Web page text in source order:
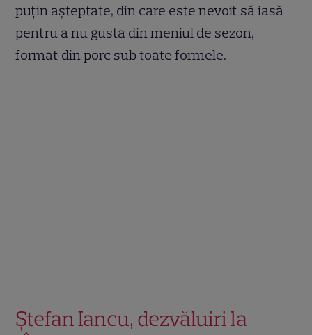
puțin așteptate, din care este nevoit să iasă
pentru a nu gusta din meniul de sezon,
format din porc sub toate formele.
Ștefan Iancu, dezvăluiri la